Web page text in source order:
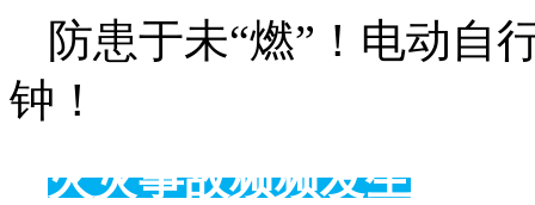
防患于未“燃”！电动自
钟！
火灾事故频频发生